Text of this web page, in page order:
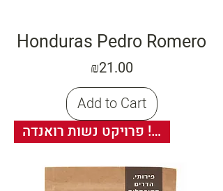
Honduras Pedro Romero
Price
₪21.00
Add to Cart
חדש! פרויקט נשות רואנדה